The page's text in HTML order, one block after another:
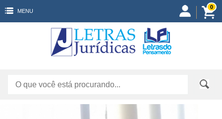
MENU
0